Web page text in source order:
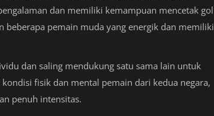
dan memiliki kemampuan mencetak gol
beberapa pemain muda yang energik dan memiliki
dan saling mendukung satu sama lain untuk
fisik dan mental pemain dari kedua negara,
penuh intensitas.